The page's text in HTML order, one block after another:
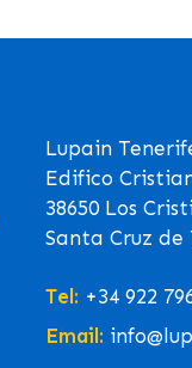
Lupain
Edifico
38650 Los
Santa Cruz de
Tel: +34 922
Email: